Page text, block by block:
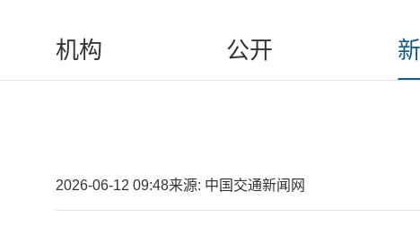
机构 公开
2026-06-12 09:48来源: 中国交通新闻网